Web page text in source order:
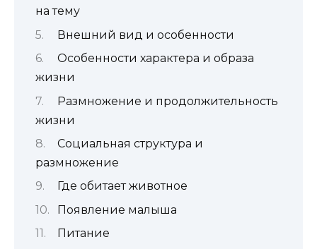
на тему
Внешний вид и особенности
Особенности характера и образа
жизни
Размножение и продолжительность
жизни
Социальная структура и
размножение
Где обитает животное
Появление малыша
Питание